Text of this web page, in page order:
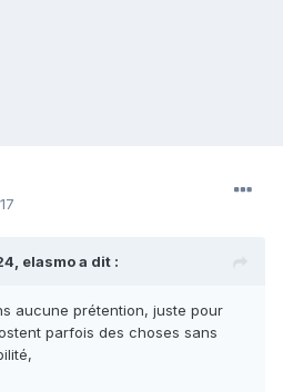
elasmoa dit :
aucune prétention, juste pour
parfois des choses sans